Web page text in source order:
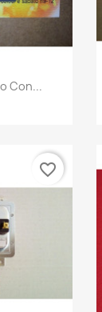
Con...
favorite_border